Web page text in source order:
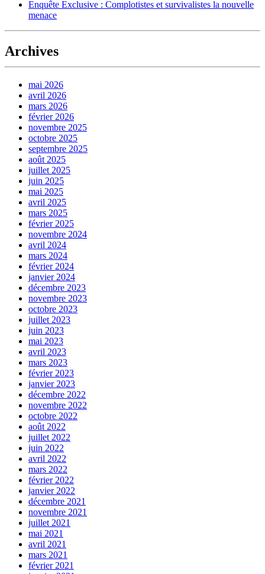
Enquête Exclusive : Complotistes et survivalistes la nouvelle
menace
Archives
mai 2026
avril 2026
mars 2026
février 2026
novembre 2025
octobre 2025
septembre 2025
août 2025
juillet 2025
juin 2025
mai 2025
avril 2025
mars 2025
février 2025
novembre 2024
avril 2024
mars 2024
février 2024
janvier 2024
décembre 2023
novembre 2023
octobre 2023
juillet 2023
juin 2023
mai 2023
avril 2023
mars 2023
février 2023
janvier 2023
décembre 2022
novembre 2022
octobre 2022
août 2022
juillet 2022
juin 2022
avril 2022
mars 2022
février 2022
janvier 2022
décembre 2021
novembre 2021
juillet 2021
mai 2021
avril 2021
mars 2021
février 2021